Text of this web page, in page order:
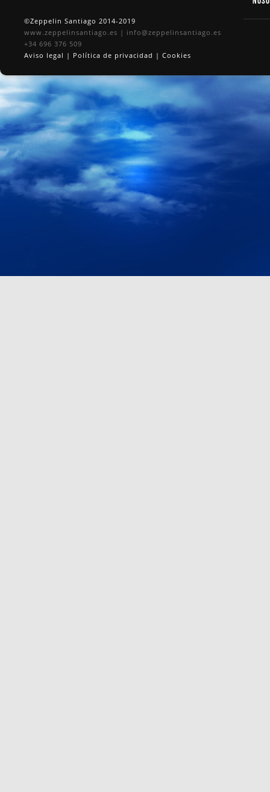
©Zeppelin Santiago 2014-2019
www.zeppelinsantiago.es | info@zeppelinsantiago.es
+34 696 376 509
Aviso legal | Política de privacidad | Cookies